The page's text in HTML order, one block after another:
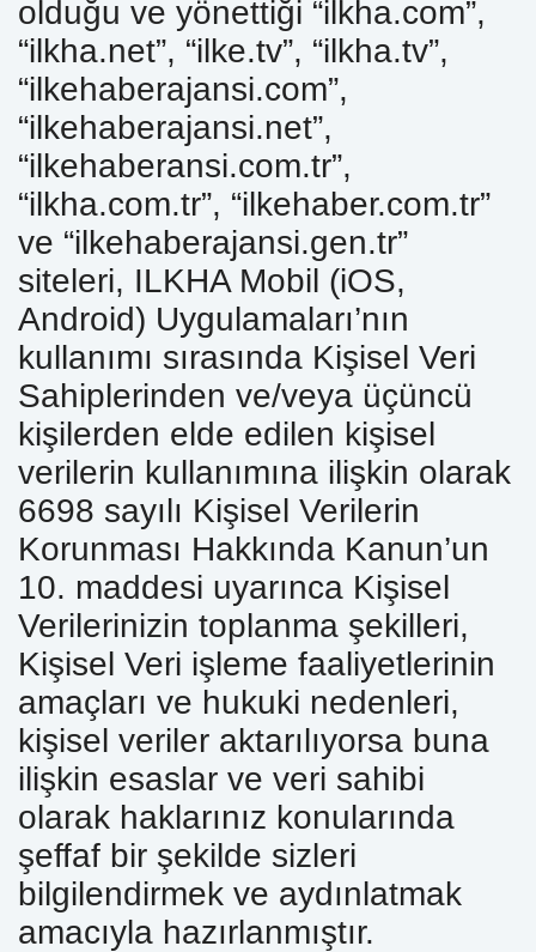
olduğu ve yönettiği “ilkha.com”,
“ilkha.net”, “ilke.tv”, “ilkha.tv”,
“ilkehaberajansi.com”,
“ilkehaberajansi.net”,
“ilkehaberansi.com.tr”,
“ilkha.com.tr”, “ilkehaber.com.tr”
ve “ilkehaberajansi.gen.tr”
siteleri, ILKHA Mobil (iOS,
Android) Uygulamaları’nın
kullanımı sırasında Kişisel Veri
Sahiplerinden ve/veya üçüncü
kişilerden elde edilen kişisel
verilerin kullanımına ilişkin olarak
6698 sayılı Kişisel Verilerin
Korunması Hakkında Kanun’un
10. maddesi uyarınca Kişisel
Verilerinizin toplanma şekilleri,
Kişisel Veri işleme faaliyetlerinin
amaçları ve hukuki nedenleri,
kişisel veriler aktarılıyorsa buna
ilişkin esaslar ve veri sahibi
olarak haklarınız konularında
şeffaf bir şekilde sizleri
bilgilendirmek ve aydınlatmak
amacıyla hazırlanmıştır.